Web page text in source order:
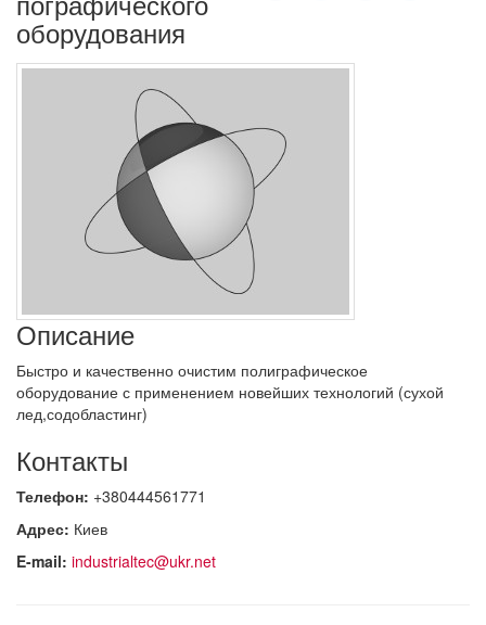
оборудования
Описание
Быстро и качественно очистим полиграфическое
оборудование с применением новейших технологий (сухой
лед,содобластинг)
Контакты
Телефон: +380444561771
Адрес: Киев
E-mail: industrialtec@ukr.net